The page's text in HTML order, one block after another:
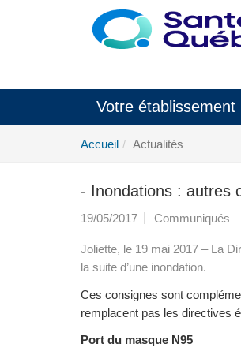
Aller au menu principal
Votre établissement
Accueil Actualités
- Inondations : autres
19/05/2017 Communiqués
Joliette, le 19 mai 2017 – La
la suite d’une inondation.
Ces consignes sont
remplacent pas les directives
Port du masque N95